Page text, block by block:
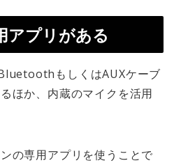
プリがある
もしくはAUXケーブ
ほか、内蔵のマイクを活用
の専用アプリを使うことで